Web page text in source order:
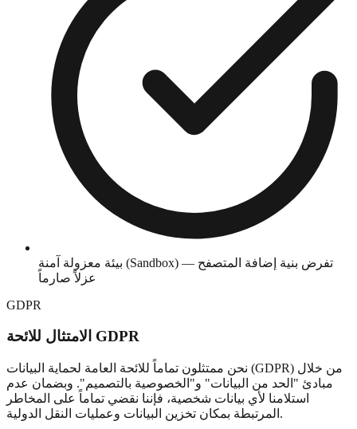
بيئة معزولة آمنة (Sandbox) — تفرض بنية إضافة المتصفح
عزلاً صارماً
GDPR
الامتثال للائحة GDPR
نحن ممتثلون تماماً للائحة العامة لحماية البيانات (GDPR) من خلال
مبادئ "الحد من البيانات" و"الخصوصية بالتصميم". وبضمان عدم
استلامنا لأي بيانات شخصية، فإننا نقضي تماماً على المخاطر
المرتبطة بمكان تخزين البيانات وعمليات النقل الدولية.